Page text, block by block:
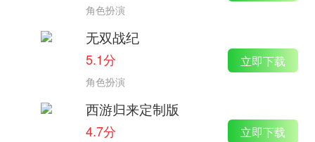
角色扮演
无双战纪
5.1分
角色扮演
立即下载
西游归来定制版
4.7分 立即下载